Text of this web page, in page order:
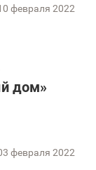
февраля 2022
дом»
февраля 2022